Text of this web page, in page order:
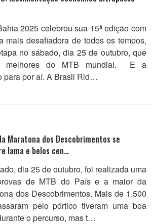
2025 celebrou sua 15ª edição com
mais desafiadora de todos os tempos,
no sábado, dia 25 de outubro, que
melhores do MTB mundial. E a
para por aí. A Brasil Rid…
Maratona dos Descobrimentos se
lama e belos cen…
dia 25 de outubro, foi realizada uma
de MTB do País e a maior da
dos Descobrimentos. Mais de 1.500
pelo pórtico tiveram uma boa
o percurso, mas t…